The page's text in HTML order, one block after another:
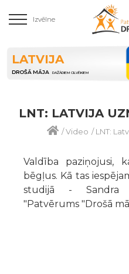
Izvēlne
LATVIJA
DROŠĀ MĀJA DAŽĀDIEM CILVĒKIEM
LNT: LATVIJA
/Video /LNT:
Valdība paziņojusi,
bēgļus. Kā tas
studijā - Sandra
"Patvērums "Drošā